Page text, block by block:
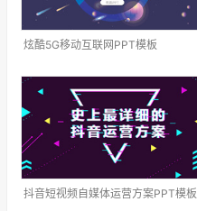
炫酷5G移动互联网PPT模板
抖音短视频自媒体运营方案PPT模板